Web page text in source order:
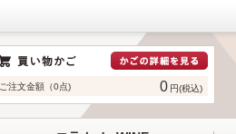
ご注文金額（0点) 0 円(税込)